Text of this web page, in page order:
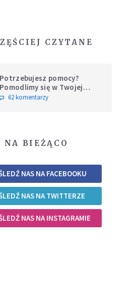
CZYTANE
Potrzebujesz pomocy?
Pomodlimy się w Twojej
intencji
62 komentarzy
NA BIEŻĄCO
NAS NA FACEBOOKU
NAS NA TWITTERZE
NAS NA INSTAGRAMIE